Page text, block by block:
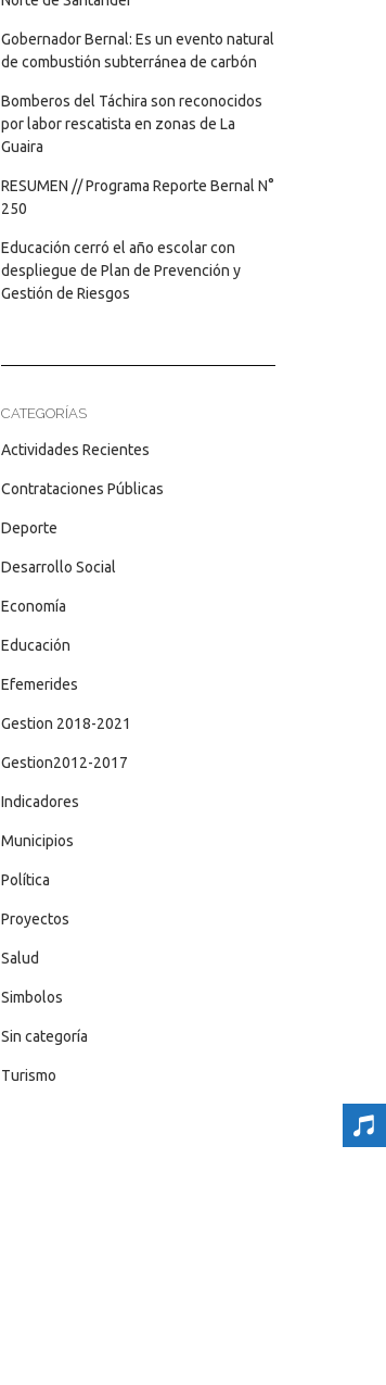
Gobernador Bernal: Es un evento natural
de combustión subterránea de carbón
Bomberos del Táchira son reconocidos
por labor rescatista en zonas de La
Guaira
RESUMEN // Programa Reporte Bernal N°
250
Educación cerró el año escolar con
despliegue de Plan de Prevención y
Gestión de Riesgos
CATEGORÍAS
Actividades Recientes
Contrataciones Públicas
Deporte
Desarrollo Social
Economía
Educación
Efemerides
Gestion 2018-2021
Gestion2012-2017
Indicadores
Municipios
Política
Proyectos
Salud
Simbolos
Sin categoría
Turismo